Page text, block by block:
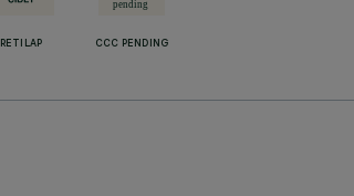
RETILAP CCC PENDING